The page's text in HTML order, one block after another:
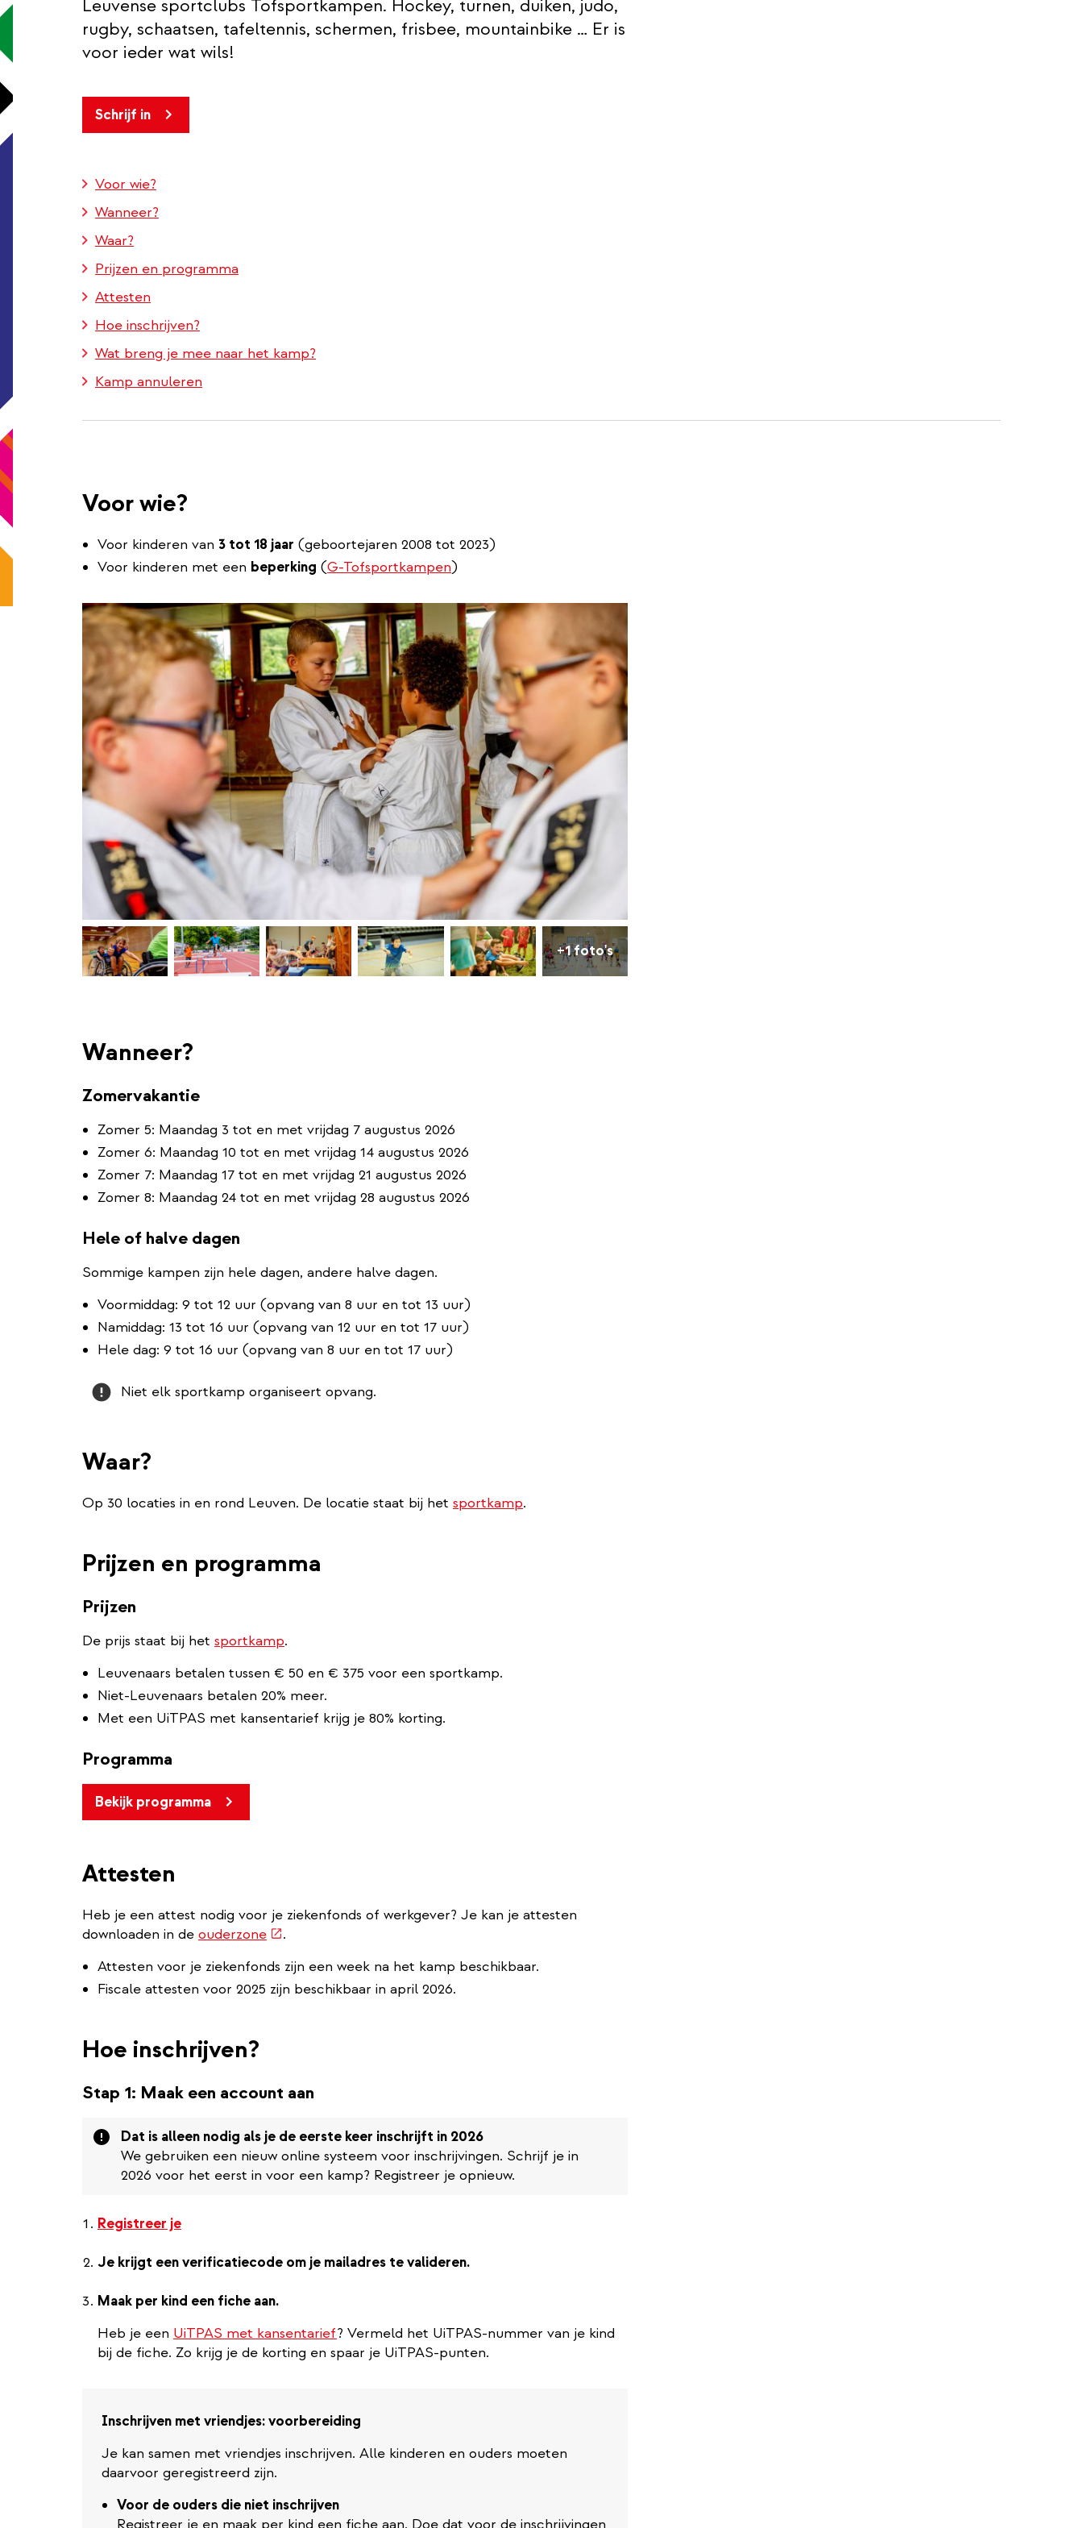
Leuvense sportclubs Tofsportkampen. Hockey, turnen, duiken, judo,
rugby, schaatsen, tafeltennis, schermen, frisbee, mountainbike … Er is
voor ieder wat wils!
Schrijf in
Voor wie?
Wanneer?
Waar?
Prijzen en programma
Attesten
Hoe inschrijven?
Wat breng je mee naar het kamp?
Kamp annuleren
Voor wie?
Voor kinderen van 3 tot 18 jaar (geboortejaren 2008 tot 2023)
Voor kinderen met een beperking (G-Tofsportkampen)
+1 foto's
Wanneer?
Zomervakantie
Zomer 5: Maandag 3 tot en met vrijdag 7 augustus 2026
Zomer 6: Maandag 10 tot en met vrijdag 14 augustus 2026
Zomer 7: Maandag 17 tot en met vrijdag 21 augustus 2026
Zomer 8: Maandag 24 tot en met vrijdag 28 augustus 2026
Hele of halve dagen
Sommige kampen zijn hele dagen, andere halve dagen.
Voormiddag: 9 tot 12 uur (opvang van 8 uur en tot 13 uur)
Namiddag: 13 tot 16 uur (opvang van 12 uur en tot 17 uur)
Hele dag: 9 tot 16 uur (opvang van 8 uur en tot 17 uur)
Attention
Niet elk sportkamp organiseert opvang.
Waar?
Op 30 locaties in en rond Leuven. De locatie staat bij het sportkamp.
Prijzen en programma
Prijzen
De prijs staat bij het sportkamp.
Leuvenaars betalen tussen € 50 en € 375 voor een sportkamp.
Niet-Leuvenaars betalen 20% meer.
Met een UiTPAS met kansentarief krijg je 80% korting.
Programma
Bekijk programma
Attesten
Heb je een attest nodig voor je ziekenfonds of werkgever? Je kan je attesten
downloaden in de ouderzone(externe
.
Attesten voor je ziekenfonds zijn een week na het kamp beschikbaar.
Fiscale attesten voor 2025 zijn beschikbaar in april 2026.
Hoe inschrijven?
Stap 1: Maak een account aan
Attention
Dat is alleen nodig als je de eerste keer inschrijft in 2026
We gebruiken een nieuw online systeem voor inschrijvingen. Schrijf je in
2026 voor het eerst in voor een kamp? Registreer je opnieuw.
Registreer je
Je krijgt een verificatiecode om je mailadres te valideren.
Maak per kind een fiche aan.
Heb je een UiTPAS met kansentarief? Vermeld het UiTPAS-nummer van je kind
bij de fiche. Zo krijg je de korting en spaar je UiTPAS-punten.
Inschrijven met vriendjes: voorbereiding
Je kan samen met vriendjes inschrijven. Alle kinderen en ouders moeten
daarvoor geregistreerd zijn.
Voor de ouders die niet inschrijven